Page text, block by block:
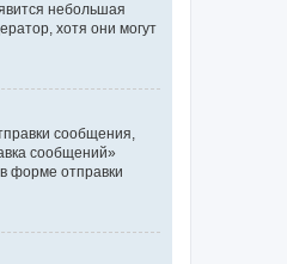
небольшая
хотя они могут
сообщения,
сообщений»
в форме отправки